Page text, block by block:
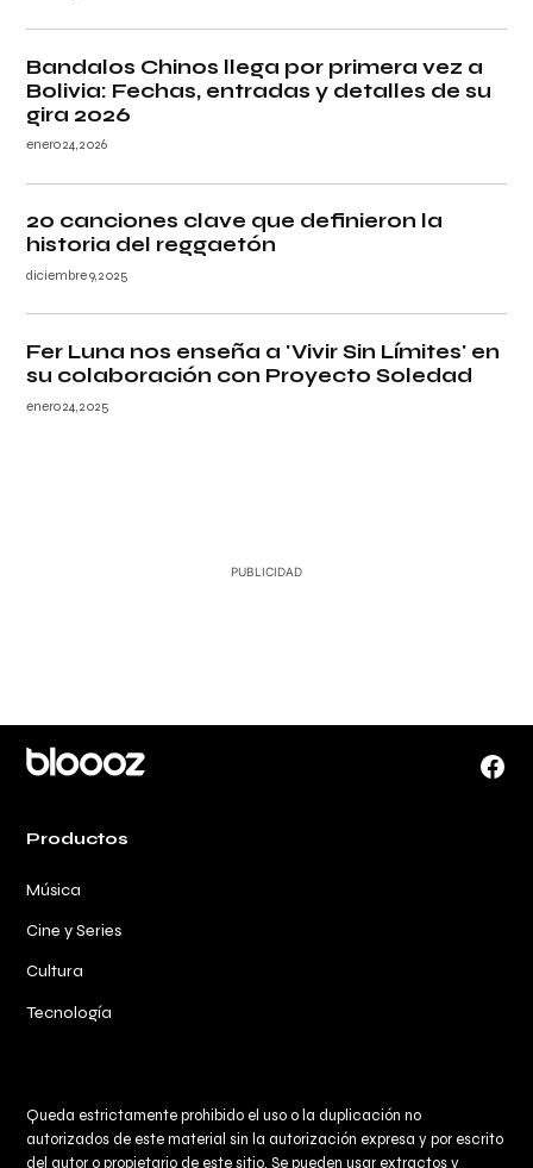
Bandalos Chinos llega por primera vez a
Bolivia: Fechas, entradas y detalles de su
gira 2026
enero 24, 2026
20 canciones clave que definieron la
historia del reggaetón
diciembre 9, 2025
Fer Luna nos enseña a 'Vivir Sin Límites' en
su colaboración con Proyecto Soledad
enero 24, 2025
Productos
Música
Cine y Series
Cultura
Tecnología
Queda estrictamente prohibido el uso o la duplicación no
autorizados de este material sin la autorización expresa y por escrito
del autor o propietario de este sitio. Se pueden usar extractos y